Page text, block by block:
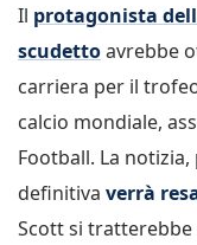
Il protagonista
scudettoavrebbe
carriera per il
calcio mondiale,
Football. La
definitiva verrà
Scott si